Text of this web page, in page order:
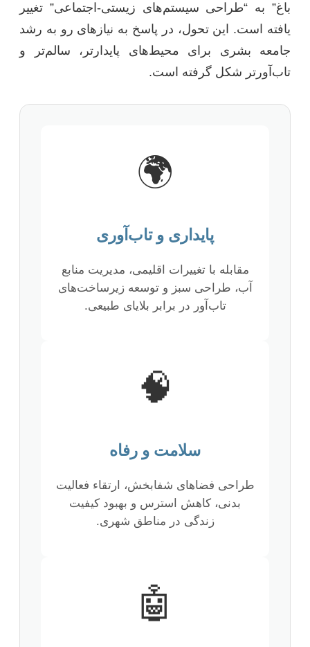
باغ” به “طراحی سیستم‌های زیستی-اجتماعی” تغییر
یافته است. این تحول، در پاسخ به نیازهای رو به رشد
جامعه بشری برای محیط‌های پایدارتر، سالم‌تر و
تاب‌آورتر شکل گرفته است.
🌍
پایداری و تاب‌آوری
مقابله با تغییرات اقلیمی، مدیریت منابع
آب، طراحی سبز و توسعه زیرساخت‌های
تاب‌آور در برابر بلایای طبیعی.
🧠
سلامت و رفاه
طراحی فضاهای شفابخش، ارتقاء فعالیت
بدنی، کاهش استرس و بهبود کیفیت
زندگی در مناطق شهری.
🤖